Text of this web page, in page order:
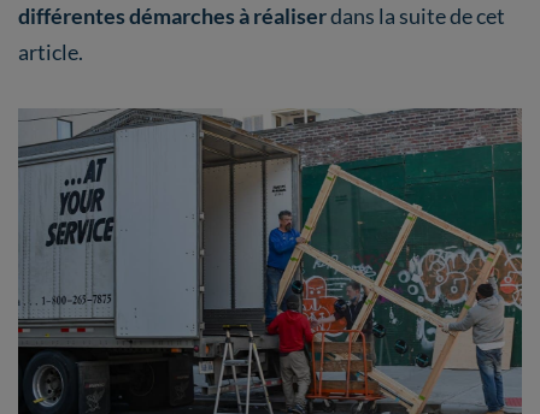
différentes démarches à réaliserdans la suite de cet
article.